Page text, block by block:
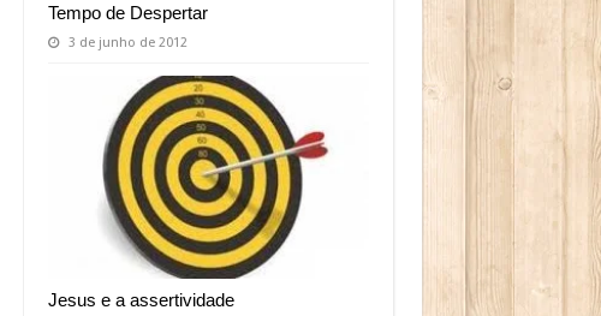
Tempo de Despertar
3 de junho de 2012
Jesus e a assertividade